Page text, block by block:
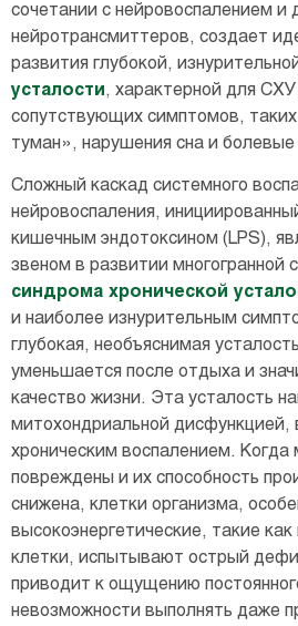
сочетании с нейровоспалением и
нейротрансмиттеров, создает
развития глубокой,
усталости , характерной для
сопутствующих симптомов, таких
туман», нарушения сна и
Сложный каскад системного
нейровоспаления,
кишечным эндотоксином (LPS),
звеном в развитии многогранной
синдрома хронической
и наиболее изнурительным
глубокая, необъяснимая
уменьшается после отдыха и
качество жизни. Эта усталость
митохондриальной дисфункцией,
хроническим воспалением. Когда
повреждены и их способность
снижена, клетки организма,
высокоэнергетические, такие
клетки, испытывают острый
приводит к ощущению
невозможности выполнять даже